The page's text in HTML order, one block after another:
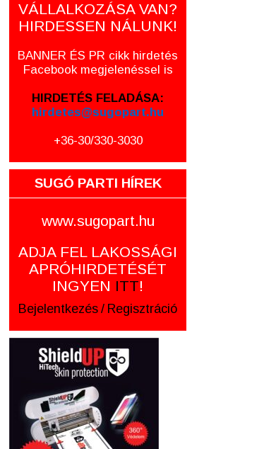
VÁLLALKOZÁSA VAN?
HIRDESSEN NÁLUNK!
BANNER ÉS PR cikk hirdetés
Facebook megjelenéssel is
HIRDETÉS FELADÁSA:
hirdetes@sugopart.hu
+36-30/330-3030
SUGÓ PARTI HÍREK
www.sugopart.hu
ADJA FEL LAKOSSÁGI
APRÓHIRDETÉSÉT
INGYEN ITT!
Bejelentkezés / Regisztráció